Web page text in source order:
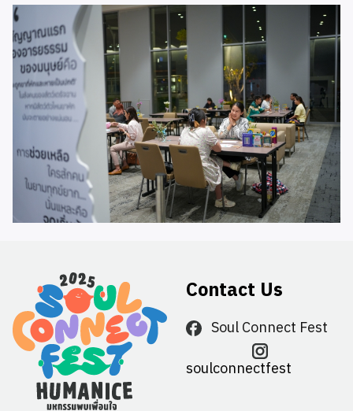
Contact Us
Soul Connect Fest
soulconnectfest